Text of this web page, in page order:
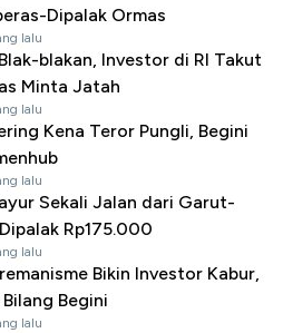
Dipalak Ormas
lalu
blakan, Investor di RI Takut
Minta Jatah
lalu
Kena Teror Pungli, Begini
lalu
Sekali Jalan dari Garut-
Rp175.000
lalu
Bikin Investor Kabur,
Begini
lalu